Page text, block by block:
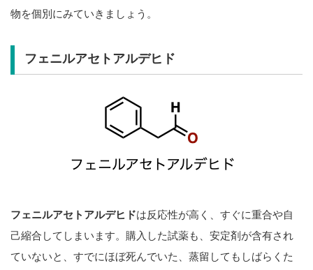
物を個別にみていきましょう。
フェニルアセトアルデヒド
フェニルアセトアルデヒドは反応性が高く、すぐに重合や自
己縮合してしまいます。購入した試薬も、安定剤が含有され
ていないと、すでにほぼ死んでいた、蒸留してもしばらくた